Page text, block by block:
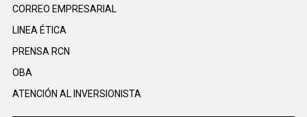
CORREO EMPRESARIAL
LINEA ÉTICA
PRENSA RCN
OBA
ATENCIÓN AL INVERSIONISTA